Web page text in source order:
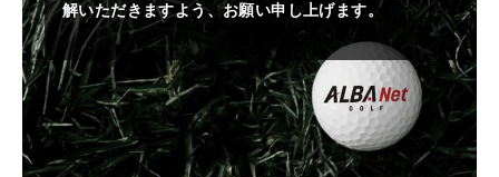
解いただきますよう、お願い申し上げます。